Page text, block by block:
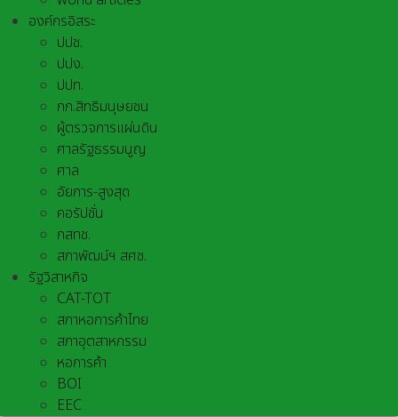
องค์กรอิสระ
ปปช.
ปปง.
ปปท.
กก.สิทธิมนุษยชน
ผู้ตรวจการแผ่นดิน
ศาลรัฐธรรมนูญ
ศาล
อัยการ-สูงสุด
คอรัปชั่น
กสทช.
สภาพัฒน์ฯ สศช.
รัฐวิสาหกิจ
CAT-TOT
สภาหอการค้าไทย
สภาอุตสาหกรรม
หอการค้า
BOI
EEC